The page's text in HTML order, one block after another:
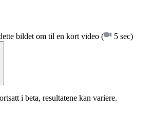
bildet om til en kort video ( 5 sec)
i beta, resultatene kan variere.